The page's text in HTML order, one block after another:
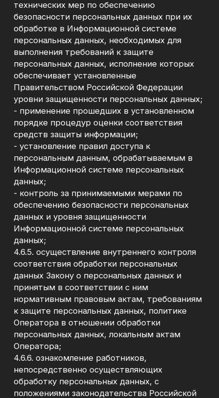
+7 922 211-92-22
Меню
Дополнительная информация
Контакты
ИНДИВИДУАЛЬНЫЙ ПРЕДПРИНИМАТЕЛЬ
ПИЧУГИНА МАРИНА ВИКТОРОВНА
ИНН 666009067982
№ 319665800018555 от 30.01.2019
Главная
Профессиональный опыт
Курс «БДСМ»
Полезные завтраки
Интерим-менеджер
Наставничество
Стоимость услуг
Контакты
БДСМ — это аббревиатура, расшифровывающаяся
как «Бизнес Делают Системы Менеджмента».
Никаким иным образом просим
не интерпретировать данную аббревиатуру.
Политика конфиденциальности
Сведения об образовательной организации
Политика использования файлов «cookie»
Согласие на обработку персональных данных
Лицензия на осуществление
образовательной деятельности
Публичная оферта